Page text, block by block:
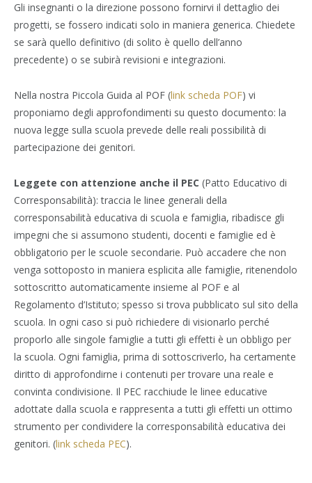
Gli insegnanti o la direzione possono fornirvi il dettaglio dei
progetti, se fossero indicati solo in maniera generica. Chiedete
se sarà quello definitivo (di solito è quello dell’anno
precedente) o se subirà revisioni e integrazioni.
Nella nostra Piccola Guida al POF (link scheda POF) vi
proponiamo degli approfondimenti su questo documento: la
nuova legge sulla scuola prevede delle reali possibilità di
partecipazione dei genitori.
Leggete con attenzione anche il PEC (Patto Educativo di
Corresponsabilità): traccia le linee generali della
corresponsabilità educativa di scuola e famiglia, ribadisce gli
impegni che si assumono studenti, docenti e famiglie ed è
obbligatorio per le scuole secondarie. Può accadere che non
venga sottoposto in maniera esplicita alle famiglie, ritenendolo
sottoscritto automaticamente insieme al POF e al
Regolamento d’Istituto; spesso si trova pubblicato sul sito della
scuola. In ogni caso si può richiedere di visionarlo perché
proporlo alle singole famiglie a tutti gli effetti è un obbligo per
la scuola. Ogni famiglia, prima di sottoscriverlo, ha certamente
diritto di approfondirne i contenuti per trovare una reale e
convinta condivisione. Il PEC racchiude le linee educative
adottate dalla scuola e rappresenta a tutti gli effetti un ottimo
strumento per condividere la corresponsabilità educativa dei
genitori. (link scheda PEC).